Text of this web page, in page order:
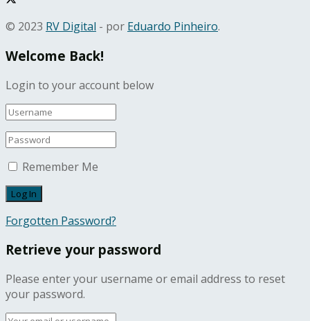
© 2023 RV Digital - por Eduardo Pinheiro.
Welcome Back!
Login to your account below
Remember Me
Forgotten Password?
Retrieve your password
Please enter your username or email address to reset
your password.